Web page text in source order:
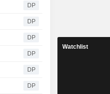
DP
DP
DP
DP
DP
DP
Watchlist